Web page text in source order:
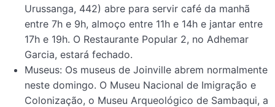
Urussanga, 442) abre para servir café da manhã
entre 7h e 9h, almoço entre 11h e 14h e jantar entre
17h e 19h. O Restaurante Popular 2, no Adhemar
Garcia, estará fechado.
Museus: Os museus de Joinville abrem normalmente
neste domingo. O Museu Nacional de Imigração e
Colonização, o Museu Arqueológico de Sambaqui, a